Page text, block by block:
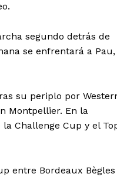
segundo detrás de
se enfrentará a Pau,
su periplo por
Montpellier. En la
Challenge Cup y el
entre Bordeaux Bègles